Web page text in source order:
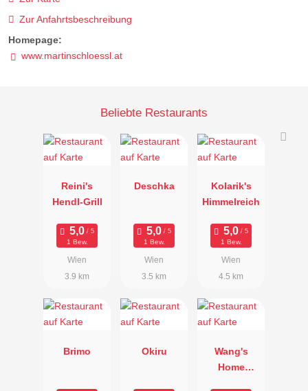
Zur Anfahrtsbeschreibung
Homepage:
www.martinschloessl.at
Beliebte Restaurants
Reini's
Hendl-Grill
1 Bew.
Wien
3.9 km
Deschka
1 Bew.
Wien
3.5 km
Kolarik's
Himmelreich
1 Bew.
Wien
4.5 km
Brimo Okiru
Wang's
Home